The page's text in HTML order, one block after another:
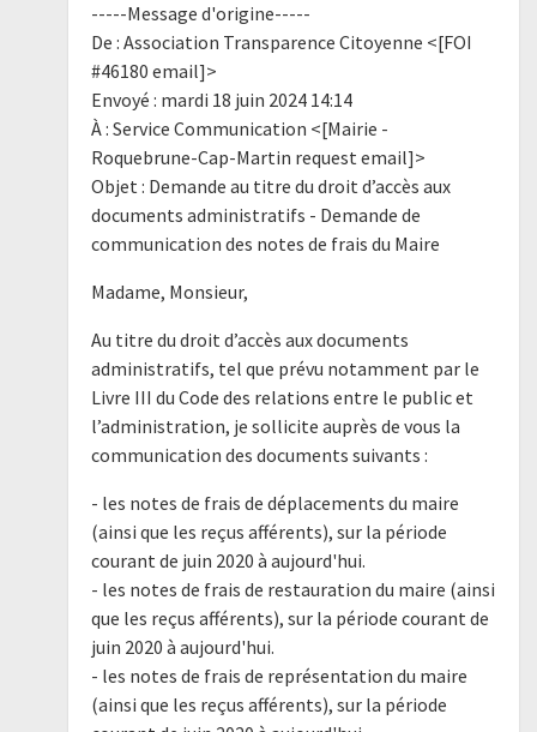
-----Message d'origine-----
De : Association Transparence Citoyenne <[FOI
#46180 email]>
Envoyé : mardi 18 juin 2024 14:14
À : Service Communication <[Mairie -
Roquebrune-Cap-Martin request email]>
Objet : Demande au titre du droit d’accès aux
documents administratifs - Demande de
communication des notes de frais du Maire
Madame, Monsieur,
Au titre du droit d’accès aux documents
administratifs, tel que prévu notamment par le
Livre III du Code des relations entre le public et
l’administration, je sollicite auprès de vous la
communication des documents suivants :
- les notes de frais de déplacements du maire
(ainsi que les reçus afférents), sur la période
courant de juin 2020 à aujourd'hui.
- les notes de frais de restauration du maire (ainsi
que les reçus afférents), sur la période courant de
juin 2020 à aujourd'hui.
- les notes de frais de représentation du maire
(ainsi que les reçus afférents), sur la période